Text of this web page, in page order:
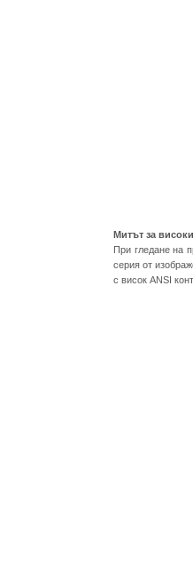
Митът за
При гледане на
серия от
с висок ANSI